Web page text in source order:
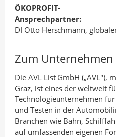
n
A
t
r
I
n
e
l
e
n
o
k
e
l
e
n
ÖKOPROFIT-
Ansprechpartner:
DI Otto Herschmann,
Zum Unternehmen
Die AVL List GmbH („AVL"),
Graz, ist eines der weltweit
Technologieunternehmen
und Testen in der
Branchen wie Bahn,
auf umfassenden eigenen